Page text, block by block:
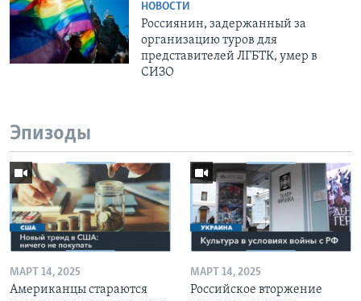
НОВОСТИ
Россиянин, задержанный за
организацию туров для
представителей ЛГБТК, умер в
СИЗО
Эпизоды
МАРТ 14, 2025
Американцы стараются
МАРТ 14, 2025
Российское вторжение